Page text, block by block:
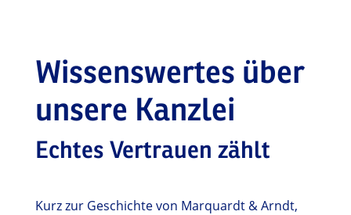
Wissenswertes über
unsere Kanzlei
Echtes Vertrauen zählt
Kurz zur Geschichte von Marquardt & Arndt,